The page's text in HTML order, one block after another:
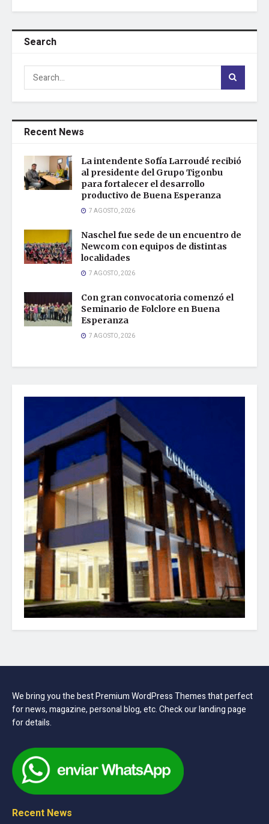
Search
Recent News
La intendente Sofía Larroudé recibió
al presidente del Grupo Tigonbu
para fortalecer el desarrollo
productivo de Buena Esperanza
7 AGOSTO, 2026
Naschel fue sede de un encuentro de
Newcom con equipos de distintas
localidades
7 AGOSTO, 2026
Con gran convocatoria comenzó el
Seminario de Folclore en Buena
Esperanza
7 AGOSTO, 2026
We bring you the best Premium WordPress Themes that perfect
for news, magazine, personal blog, etc. Check our landing page
for details.
Recent News